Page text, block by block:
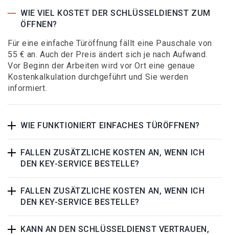
WIE VIEL KOSTET DER SCHLÜSSELDIENST ZUM
ÖFFNEN?
Für eine einfache Türöffnung fällt eine Pauschale von
55 € an. Auch der Preis ändert sich je nach Aufwand.
Vor Beginn der Arbeiten wird vor Ort eine genaue
Kostenkalkulation durchgeführt und Sie werden
informiert.
WIE FUNKTIONIERT EINFACHES TÜRÖFFNEN?
FALLEN ZUSÄTZLICHE KOSTEN AN, WENN ICH
DEN KEY-SERVICE BESTELLE?
FALLEN ZUSÄTZLICHE KOSTEN AN, WENN ICH
DEN KEY-SERVICE BESTELLE?
KANN AN DEN SCHLÜSSELDIENST VERTRAUEN,